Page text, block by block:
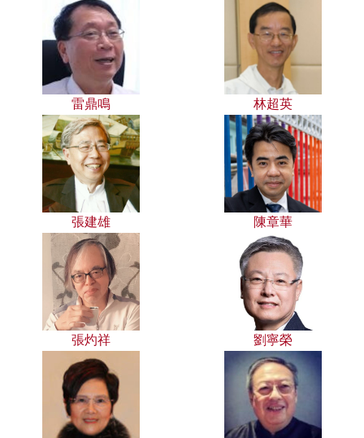
雷鼎鳴 林超英
張建雄 陳章華
張灼祥 劉寧榮